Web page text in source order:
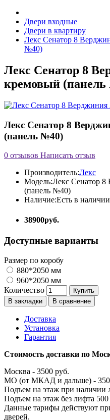
Двери входные
Двери в квартиру
Лекс Сенатор 8
№40)
Лекс Сенатор 8
кремовый
Лекс Сенатор 8
(панель №40)
0 отзывов Написать отзыв
Производитель:Лекс
Модель:Лекс Сенатор
(панель №40)
Наличие:Есть в наличии
38900руб.
Доступные варианты
Размер по коробу
880*2050 мм
960*2050 мм
Количество
Купить
В закладки
В сравнение
Доставка
Установка
Гарантия
Стоимость доставки по
Москва - 3500 руб.
МО (от МКАД и дальше) -
Подъем на этаж при наличии
Подъем на этаж без лифта
Данные тарифы действуют
дверей.